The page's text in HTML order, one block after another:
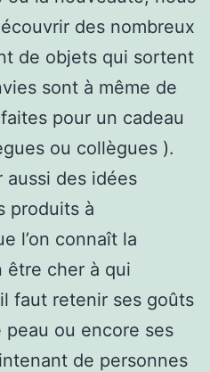
des nombreux
de objets qui sortent
sont à même de
pour un cadeau
ou collègues ).
des idées
produits à
l’on connaît la
être cher à qui
faut retenir ses goûts
ou encore ses
de personnes